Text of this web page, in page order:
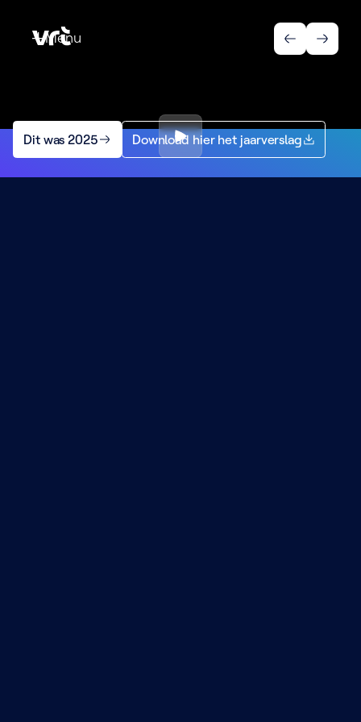
Menu
Dit was 2025 Download hier het jaarverslag